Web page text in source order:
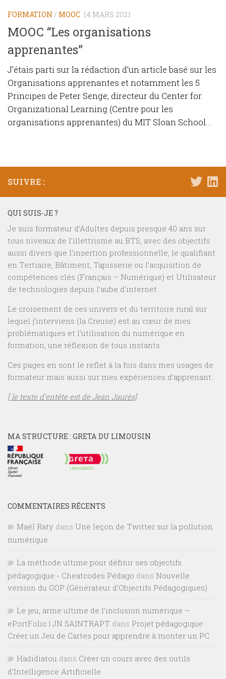
FORMATION / MOOC 14 MARS 2021
MOOC “Les organisations
apprenantes”
J’étais parti sur la rédaction d’un article basé sur les
Organisations apprenantes et notamment les 5
Principes de Peter Senge, directeur du Center for
Organizational Learning (Centre pour les
organisations apprenantes) du MIT Sloan School...
SUIVRE :
QUI SUIS-JE ?
Je suis formateur d’Adultes depuis presque 40 ans sur
tous niveaux de l’illettrisme au BTS, avec des objectifs
aussi divers que l’insertion professionnelle, le qualifiant
en Tertiaire, Bâtiment, Tapisserie ou l’acquisition de
compétences clés (Français – Numérique) et Utilisateur
de technologies depuis l’aube d’internet.
Le croisement de ces univers et du territoire rural sur
lequel j’interviens (la Creuse) est au cœur de mes
problématiques et l’utilisation du numérique en
formation, une réflexion de tous instants.
Ces pages en sont le reflet à la fois dans mes usages de
formateur mais aussi sur mes expériences d’apprenant.
[ le texte d’entête est de Jean Jaurès]
MA STRUCTURE : GRETA DU LIMOUSIN
COMMENTAIRES RÉCENTS
Maël Raty dans Une leçon de Twitter sur la pollution
numérique
La méthode ultime pour définir ses objectifs
pédagogique - Cheatcodes Pédago dans Nouvelle
version du GOP (Générateur d’Objectifs Pédagogiques)
Le jeu, arme ultime de l’inclusion numérique –
ePortFolio | JN SAINTRAPT dans Projet pédagogique :
Créer un Jeu de Cartes pour apprendre à monter un PC
Hadidiatou dans Créer un cours avec des outils
d’Intelligence Artificielle